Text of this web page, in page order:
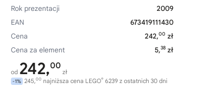
Rok prezentacji
2009
EAN
673419111430
Cena
242,00 zł
Cena za element
5,38 zł
od 242,00
zł
-1% 245,00 najniższa cena LEGO® 6239 z ostatnich 30 dni